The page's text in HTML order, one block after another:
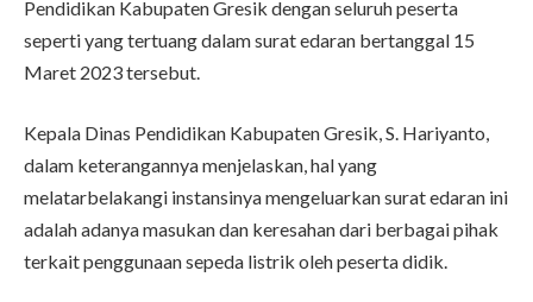
Pendidikan Kabupaten Gresik dengan seluruh peserta
seperti yang tertuang dalam surat edaran bertanggal 15
Maret 2023 tersebut.
Kepala Dinas Pendidikan Kabupaten Gresik, S. Hariyanto,
dalam keterangannya menjelaskan, hal yang
melatarbelakangi instansinya mengeluarkan surat edaran ini
adalah adanya masukan dan keresahan dari berbagai pihak
terkait penggunaan sepeda listrik oleh peserta didik.